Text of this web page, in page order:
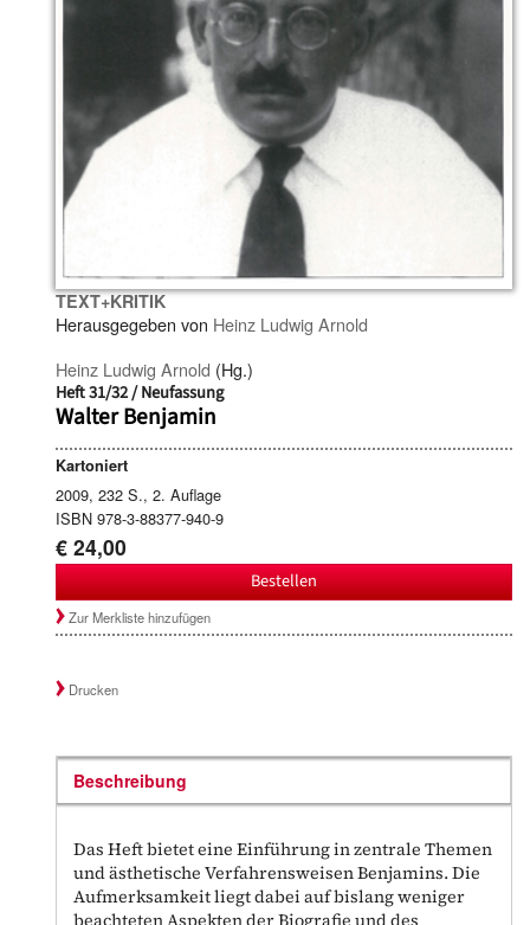
TEXT+KRITIK
Herausgegeben von Heinz Ludwig Arnold
Heinz Ludwig Arnold (Hg.)
Heft 31/32 / Neufassung
Walter Benjamin
Kartoniert
2009, 232 S., 2. Auflage
ISBN 978-3-88377-940-9
€ 24,00
Bestellen
Zur Merkliste hinzufügen
Drucken
Beschreibung
Das Heft bietet eine Einführung in zentrale Themen
und ästhetische Verfahrensweisen Benjamins. Die
Aufmerksamkeit liegt dabei auf bislang weniger
beachteten Aspekten der Biografie und des